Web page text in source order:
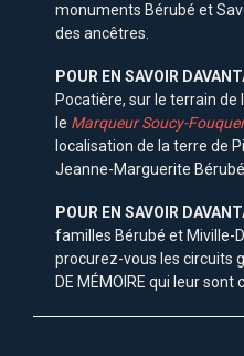
monuments Bérubé et
des ancêtres.
POUR EN SAVOIR
Pocatière, sur le terrain de
le Marqueur Soucy-
localisation de la terre de
Jeanne-Marguerite Bérubé.
POUR EN SAVOIR
familles Bérubé et Miville-
procurez-vous les circuits
DE MÉMOIRE qui leur sont